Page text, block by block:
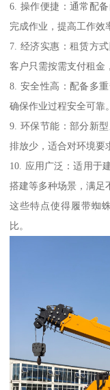
6. 操作便捷：通常配
完成作业，提高工作效
7. 经济实惠：租赁方
客户只需按需支付租金
8. 安全性高：配备多
确保作业过程安全可靠。
9. 环保节能：部分新
排放少，适合对环境要
10. 应用广泛：适用于
搭建等多种场景，满足
这些特点使得履带蜘
比。